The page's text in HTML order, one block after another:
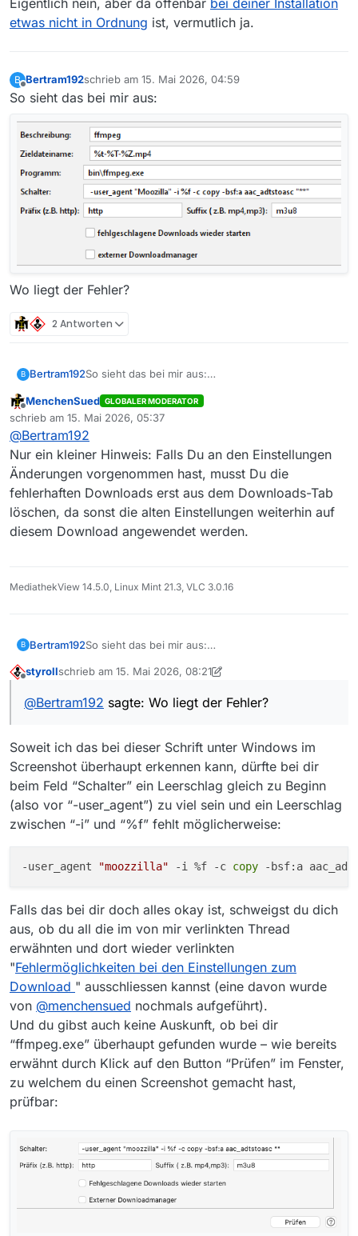
rwrtr.akamaized.net/i/,/media/p/public/de/2026/04/
23/e0a03c2c-c009-4a79-afb2-
109c4feba7d9/e0a03c2c-c009-4a79-afb2-
etwas nicht in Ordnung ist, vermutlich ja.
B
Offline
Bertram192schrieb am 15. Mai 2026, 04:59
zuletzt editiert von
So sieht das bei mir aus:
Wo liegt der Fehler?
2 Antworten
B Bertram192So sieht das bei mir aus:
Wo liegt der Fehler?
Offline
MenchenSued GLOBALER MODERATOR
schrieb am 15. Mai 2026, 05:37
zuletzt editiert von
@Bertram192
Nur ein kleiner Hinweis: Falls Du an den Einstellungen
Änderungen vorgenommen hast, musst Du die
fehlerhaften Downloads erst aus dem Downloads-Tab
löschen, da sonst die alten Einstellungen weiterhin auf
diesem Download angewendet werden.
MediathekView 14.5.0, Linux Mint 21.3, VLC 3.0.16
B Bertram192So sieht das bei mir aus:
Wo liegt der Fehler?
styrollschrieb am 15. Mai 2026, 08:21
zuletzt editiert von styroll
@Bertram192 sagte: Wo liegt der Fehler?
Soweit ich das bei dieser Schrift unter Windows im
Screenshot überhaupt erkennen kann, dürfte bei dir
beim Feld “Schalter” ein Leerschlag gleich zu Beginn
(also vor “-user_agent”) zu viel sein und ein Leerschlag
zwischen “-i” und “%f” fehlt möglicherweise:
-user_agent "moozzilla" -i %f -c copy -bsf:a
Falls das bei dir doch alles okay ist, schweigst du dich
aus, ob du all die im von mir verlinkten Thread
erwähnten und dort wieder verlinkten
"Fehlermöglichkeiten bei den Einstellungen zum
Download " ausschliessen kannst (eine davon wurde
von @menchensued nochmals aufgeführt).
Und du gibst auch keine Auskunft, ob bei dir
“ffmpeg.exe” überhaupt gefunden wurde – wie bereits
erwähnt durch Klick auf den Button “Prüfen” im Fenster,
zu welchem du einen Screenshot gemacht hast,
prüfbar: